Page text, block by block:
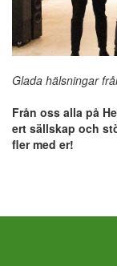
Glada hälsningar
Från oss alla på
ert sällskap och
fler med er!